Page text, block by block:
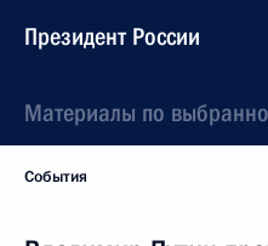
Президент России
Материалы по
События